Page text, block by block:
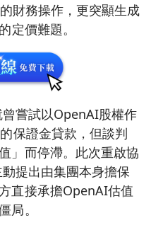
財務操作，更突顯生成
定價難題。
嘗試以OpenAI股權作
保證金貸款，但談判
」而停滯。此次重啟協
提出由集團本身擔保
直接承擔OpenAI估值
局。